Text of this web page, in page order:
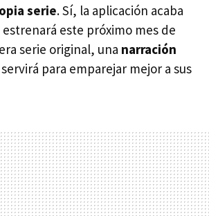
serie. Sí, la aplicación acaba
este próximo mes de
serie original, una narración
para emparejar mejor a sus